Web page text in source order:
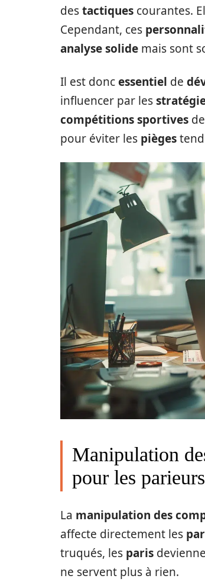
destactiques courantes.
Cependant, ces
analyse solide mais sont
Il est doncessentiel de
influencer par les
compétitions sportives
pour éviter les pièges
Manipulation
pour les parieurs
La manipulation des
affecte directement les
truqués, les paris
ne servent plus à rien.